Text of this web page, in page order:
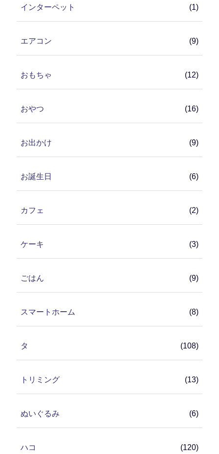
インターペット (1)
エアコン (9)
おもちゃ (12)
おやつ (16)
お出かけ (9)
お誕生日 (6)
カフェ (2)
ケーキ (3)
ごはん (9)
スマートホーム (8)
タ (108)
トリミング (13)
ぬいぐるみ (6)
ハコ (120)